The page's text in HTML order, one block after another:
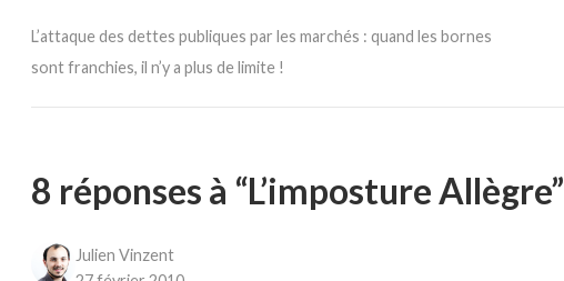
L’attaque des dettes publiques par les marchés : quand les bornes
sont franchies, il n’y a plus de limite !
8 réponses à “L’imposture Allègre”
Julien Vinzent